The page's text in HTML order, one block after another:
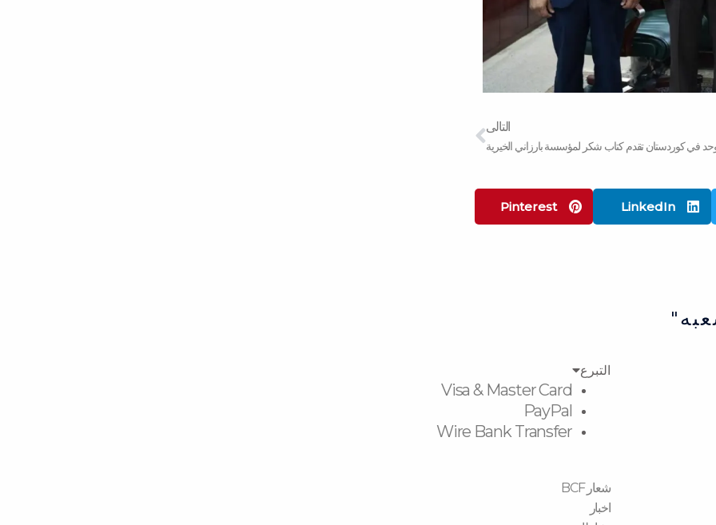
التالى
في كوردستان تقدم كتاب شكر لمؤسسة بارزاني الخيرية
Next
LinkedIn
Pinterest
التبرع
Visa & Master Card
PayPal
Wire Bank Transfer
شعار BCF
اخبار